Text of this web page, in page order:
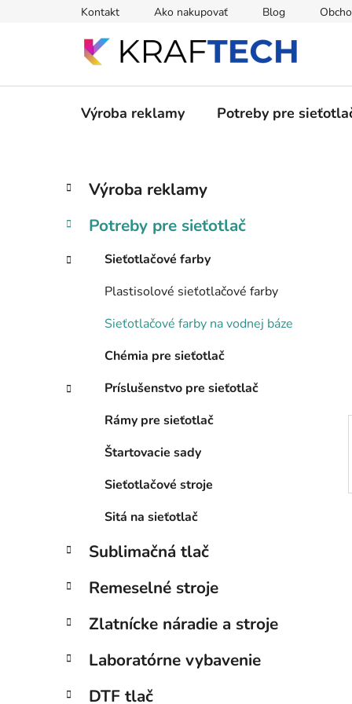
Kontakt Ako nakupovať Blog
Výroba reklamy Potreby pre
B
č
ý
Preskočiť
kategórie
K
a
e
ó
Výroba reklamy
Potreby pre sieťotlač
Sieťotlačové farby
Plastisolové sieťotlačové farby
Sieťotlačové farby na vodnej báze
Chémia pre sieťotlač
Príslušenstvo pre sieťotlač
Rámy pre sieťotlač
Štartovacie sady
Sieťotlačové stroje
Sitá na sieťotlač
Sublimačná tlač
Remeselné stroje
Zlatnícke náradie a stroje
Laboratórne vybavenie
DTF tlač